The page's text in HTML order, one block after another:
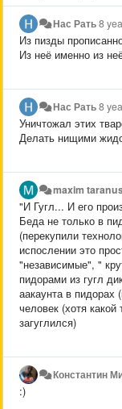
Нас Рать8
Из пизды
Из неё именно из
Нас Рать8
Уничтожал этих
Делать нищими
maxim
"И Гугл... И его
Беда не только в
(перекупили
испослении это
"независимые", "
пидорами из гугл
аакаунта в пидорах
человек (хотя
загуглился)
Константин
:)